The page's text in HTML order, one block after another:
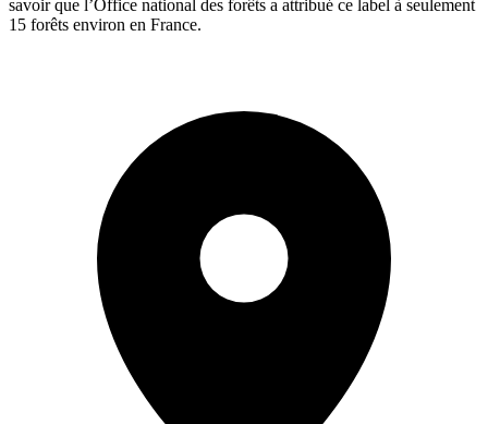
savoir que l’Office national des forêts a attribué ce label à seulement
15 forêts environ en France.